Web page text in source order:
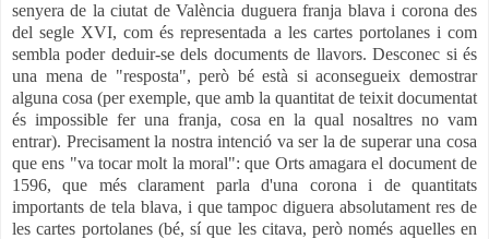
senyera de la ciutat de València duguera franja blava i corona des
del segle XVI, com és representada a les cartes portolanes i com
sembla poder deduir-se dels documents de llavors. Desconec si és
una mena de "resposta", però bé està si aconsegueix demostrar
alguna cosa (per exemple, que amb la quantitat de teixit documentat
és impossible fer una franja, cosa en la qual nosaltres no vam
entrar). Precisament la nostra intenció va ser la de superar una cosa
que ens "va tocar molt la moral": que Orts amagara el document de
1596, que més clarament parla d'una corona i de quantitats
importants de tela blava, i que tampoc diguera absolutament res de
les cartes portolanes (bé, sí que les citava, però només aquelles en